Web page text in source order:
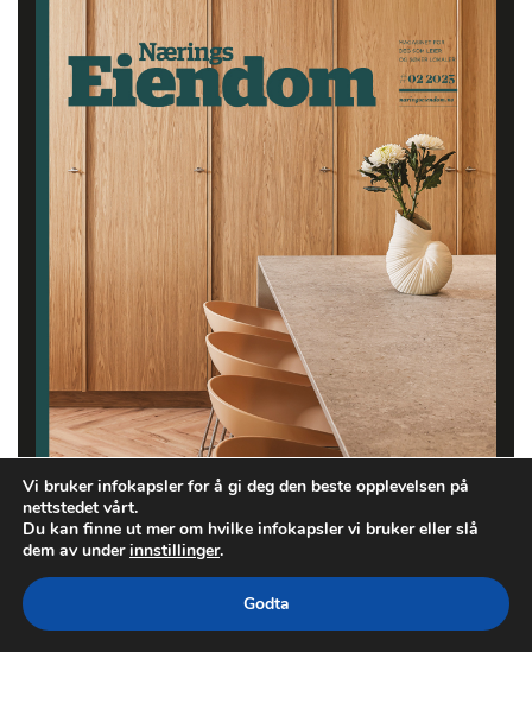
Vi bruker infokapsler for å gi deg den beste opplevelsen på
nettstedet vårt.
Du kan finne ut mer om hvilke infokapsler vi bruker eller slå
dem av underinnstillinger.
Godta